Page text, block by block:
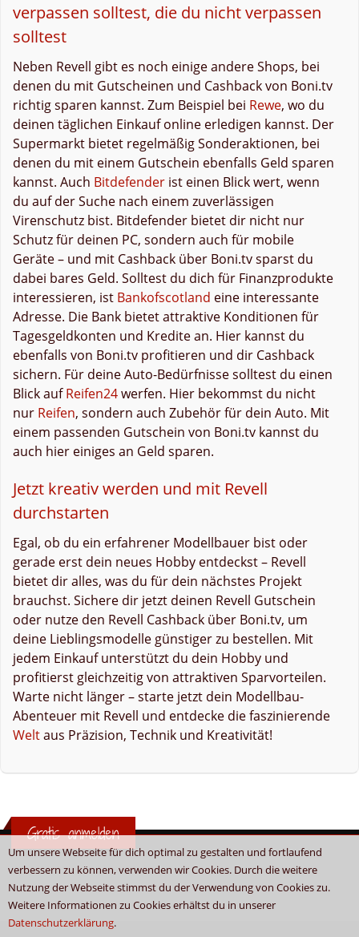
Um unsere Webseite für dich optimal zu gestalten und fortlaufend
verbessern zu können, verwenden wir Cookies. Durch die weitere
Nutzung der Webseite stimmst du der Verwendung von Cookies zu.
Weitere Informationen zu Cookies erhältst du in unserer
Datenschutzerklärung.
verpassen solltest, die du nicht verpassen
solltest
Neben Revell gibt es noch einige andere Shops, bei
denen du mit Gutscheinen und Cashback von Boni.tv
richtig sparen kannst. Zum Beispiel bei Rewe, wo du
deinen täglichen Einkauf online erledigen kannst. Der
Supermarkt bietet regelmäßig Sonderaktionen, bei
denen du mit einem Gutschein ebenfalls Geld sparen
kannst. Auch Bitdefender ist einen Blick wert, wenn
du auf der Suche nach einem zuverlässigen
Virenschutz bist. Bitdefender bietet dir nicht nur
Schutz für deinen PC, sondern auch für mobile
Geräte – und mit Cashback über Boni.tv sparst du
dabei bares Geld. Solltest du dich für Finanzprodukte
interessieren, ist Bankofscotland eine interessante
Adresse. Die Bank bietet attraktive Konditionen für
Tagesgeldkonten und Kredite an. Hier kannst du
ebenfalls von Boni.tv profitieren und dir Cashback
sichern. Für deine Auto-Bedürfnisse solltest du einen
Blick aufReifen24werfen. Hier bekommst du nicht
nur Reifen, sondern auch Zubehör für dein Auto. Mit
einem passenden Gutschein von Boni.tv kannst du
auch hier einiges an Geld sparen.
Jetzt kreativ werden und mit Revell
durchstarten
Egal, ob du ein erfahrener Modellbauer bist oder
gerade erst dein neues Hobby entdeckst – Revell
bietet dir alles, was du für dein nächstes Projekt
brauchst. Sichere dir jetzt deinen Revell Gutschein
oder nutze den Revell Cashback über Boni.tv, um
deine Lieblingsmodelle günstiger zu bestellen. Mit
jedem Einkauf unterstützt du dein Hobby und
profitierst gleichzeitig von attraktiven Sparvorteilen.
Warte nicht länger – starte jetzt dein Modellbau-
Abenteuer mit Revell und entdecke die faszinierende
Weltaus Präzision, Technik und Kreativität!
Gratis anmelden